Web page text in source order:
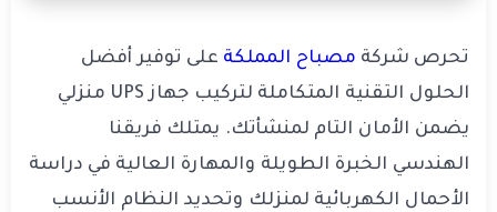
تحرص شركة مصباح المملكة على توفير أفضل
الحلول التقنية المتكاملة لتركيب جهاز UPS منزلي
يضمن الأمان التام لمنشأتك. يمتلك فريقنا
الهندسي الخبرة الطويلة والمهارة العالية في دراسة
الأحمال الكهربائية لمنزلك وتحديد النظام الأنسب